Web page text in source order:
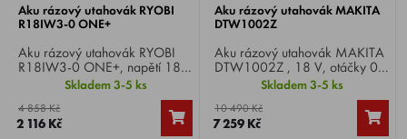
Aku rázový utahovák RYOBI
R18IW3-0 ONE+
Aku rázový utahovák RYOBI
R18IW3-0 ONE+, napětí 18
V, otáčky 0-2900
ot/min, sklíčidlo 1/2“,
utahovací moment 400 Nm,
hmotnost 1,66 kg.
Skladem 3-5 ks
4 858 Kč
2 116 Kč
Aku rázový utahovák MAKITA
DTW1002Z
Aku rázový utahovák MAKITA
DTW1002Z , 18 V, otáčky 0-
900/1.000/1.800 min-1,
počet úderů 0-
1.800/2.000/2.200 min-1,
max. utahovací moment 1000
Skladem 3-5 ks
10 490 Kč
7 259 Kč